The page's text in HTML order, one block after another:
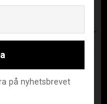
på nyhetsbrevet